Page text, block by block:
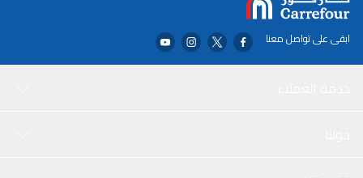
ابقى على تواصل معنا